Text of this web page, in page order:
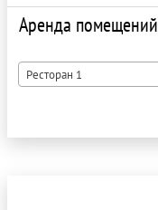
Аренда помещений
Ресторан 1